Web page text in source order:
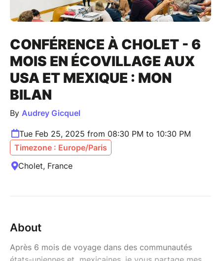
CONFÉRENCE À CHOLET - 6
MOIS EN ÉCOVILLAGE AUX
USA ET MEXIQUE : MON
BILAN
By Audrey Gicquel
Tue Feb 25, 2025 from 08:30 PM to 10:30 PM
Timezone : Europe/Paris
Cholet, France
About
Après 6 mois de voyage dans des communautés